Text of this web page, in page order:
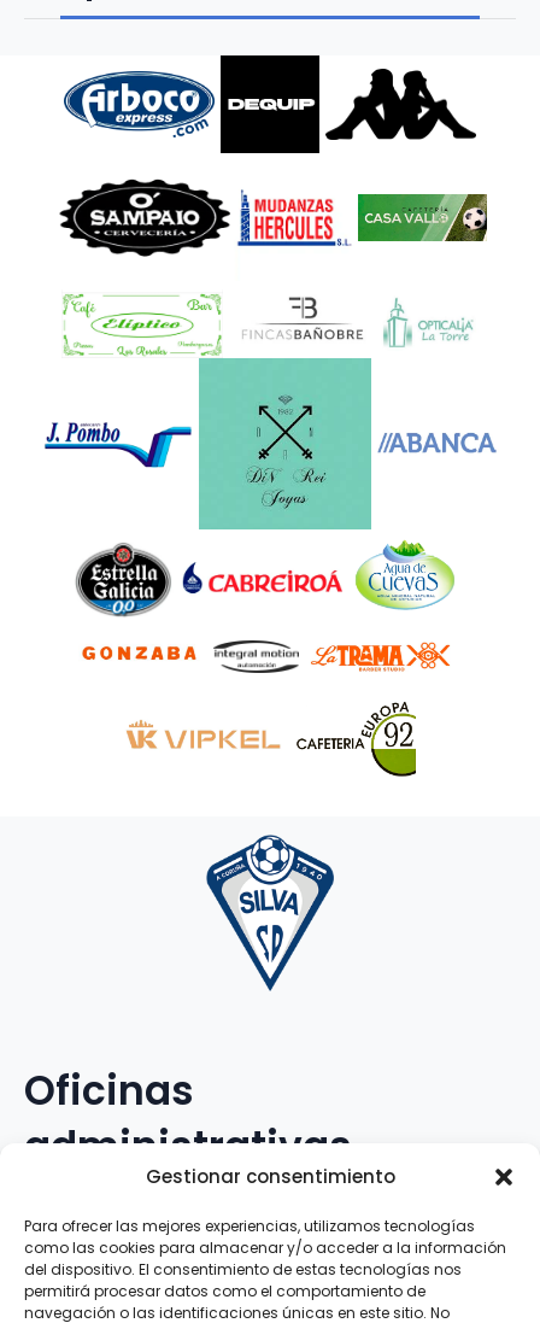
Gestionar consentimiento
Para ofrecer las mejores experiencias, utilizamos tecnologías
como las cookies para almacenar y/o acceder a la información
del dispositivo. El consentimiento de estas tecnologías nos
permitirá procesar datos como el comportamiento de
navegación o las identificaciones únicas en este sitio. No
Oficinas
administrativas
Avenida Galileo Galilei, 12
15.008 · A Coruña · España